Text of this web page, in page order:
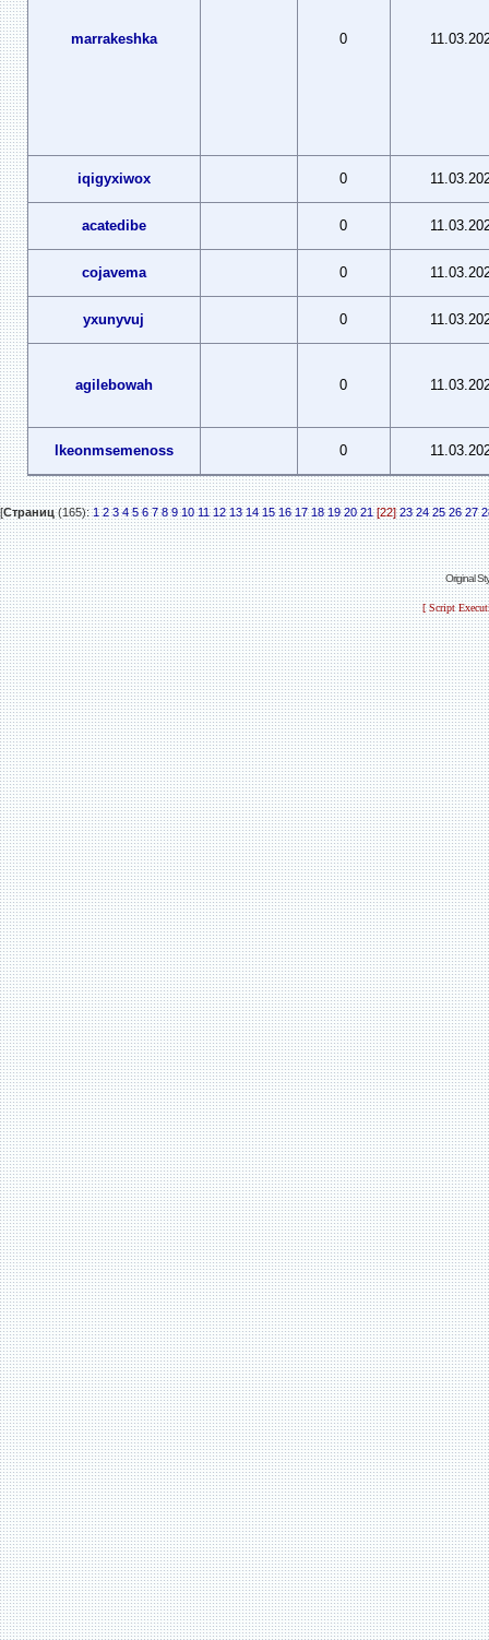
marrakeshka 0
iqigyxiwox 0
acatedibe 0
cojavema 0
yxunyvuj 0
agilebowah 0
lkeonmsemenoss 0
[Страниц(165):1 2 3 4 5 6 7 8 9 10 11 12 13 14 15 16 17 18 19 20 21 [22] 23 24 25 26 27
Original
[ Script